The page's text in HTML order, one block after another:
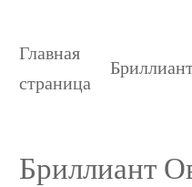
Главная
страница
Бриллиант